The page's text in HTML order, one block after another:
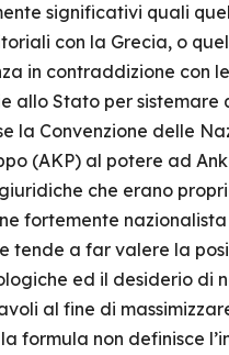
significativi quali
con la Grecia, o
in contraddizione con
allo Stato per sistemare
la Convenzione delle
(AKP) al potere ad
che erano
fortemente
tende a far valere la
ed il desiderio di
al fine di
formula non definisce